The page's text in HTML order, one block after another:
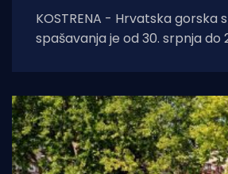
KOSTRENA - Hrvatska gorska
spašavanja je od 30. srpnja do